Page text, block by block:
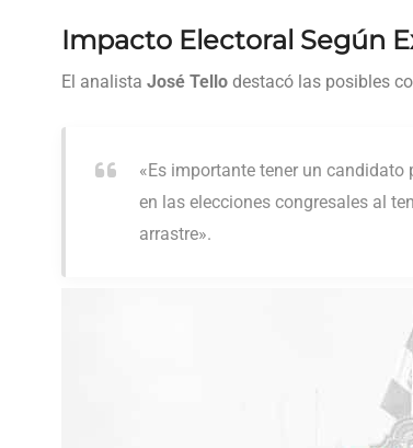
Impacto Electoral Según
El analista José Tello destacó las posibles
«Es importante tener un
en las elecciones congresales al
arrastre».